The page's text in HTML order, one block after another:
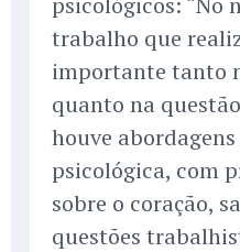
trabalho que
importante tanto
quanto na
houve
psicológica, com
sobre o coração,
questões